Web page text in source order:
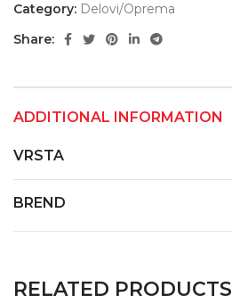
Category: Delovi/Oprema
Share:
ADDITIONAL INFORMATION
VRSTA
BREND
RELATED PRODUCTS